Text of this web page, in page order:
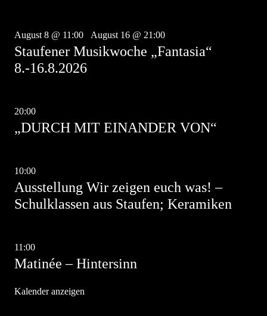
August 8 @ 11:00
August 16 @ 21:00
Staufener Musikwoche „Fantasia“
8.-16.8.2026
20:00
„DURCH MIT EINANDER VON“
10:00
Ausstellung Wir zeigen euch was! –
Schulklassen aus Staufen; Keramiken
11:00
Matinée – Hintersinn
Kalender anzeigen